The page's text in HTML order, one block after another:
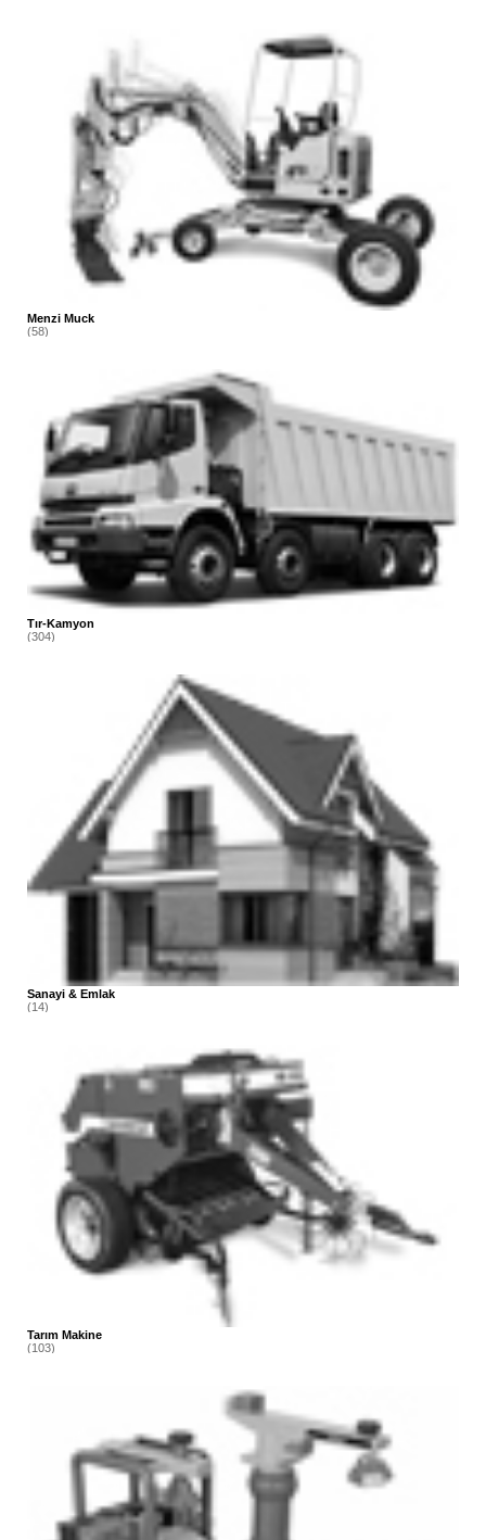
Menzi Muck
(58)
Tır-Kamyon
(304)
Sanayi & Emlak
(14)
Tarım Makine
(103)